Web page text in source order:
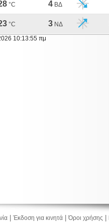
°C 4 ΒΔ
°C 3 ΝΔ
10:13:55 πμ
Έκδοση για κινητά |Όροι χρήσης